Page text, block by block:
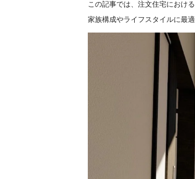
この記事では、注文住宅におけ
家族構成やライフスタイルに最